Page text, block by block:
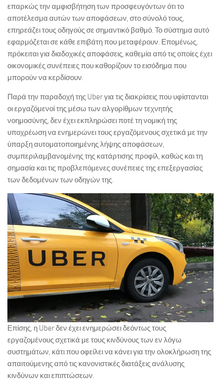
επαρκώς την αμφισβήτηση των προσφευγόντων ότι το
αποτέλεσμα αυτών των αποφάσεων, στο σύνολό τους,
επηρεάζει τους οδηγούς σε σημαντικό βαθμό. Το σύστημα αυτό
εφαρμόζεται σε κάθε επιβάτη που μεταφέρουν. Επομένως,
πρόκειται για διαδοχικές αποφάσεις, καθεμία από τις οποίες έχει
οικονομικές συνέπειες που καθορίζουν το εισόδημα που
μπορούν να κερδίσουν.
Παρά την παραδοχή της Uber για τις διακρίσεις που υφίστανται
οι εργαζόμενοί της μέσω των αλγορίθμων τεχνητής
νοημοσύνης, δεν έχει εκπληρώσει ποτέ τη νομική της
υποχρέωση να ενημερώνει τους εργαζόμενους σχετικά με την
ύπαρξη αυτοματοποιημένης λήψης αποφάσεων,
συμπεριλαμβανομένης της κατάρτισης προφίλ, καθώς και τη
σημασία και τις προβλεπόμενες συνέπειες της επεξεργασίας
των δεδομένων των οδηγών της.
Επίσης, η Uber δεν έχει ενημερώσει δεόντως τους
εργαζομένους σχετικά με τους κινδύνους των εν λόγω
συστημάτων, κάτι που οφείλει να κάνει για την ολοκλήρωση της
απαιτούμενης από τις κανονιστικές διατάξεις ανάλυσης
κινδύνων και επιπτώσεων.